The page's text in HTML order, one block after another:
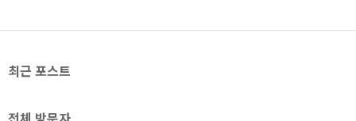
최근 포스트